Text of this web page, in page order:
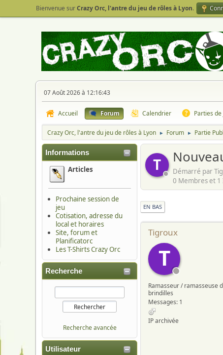
Bienvenue surCrazy Orc, l'antre du jeu de rôles à Lyon.
07 Août 2026 à 12:16:43
Accueil Forum Calendrier Parties
Crazy Orc, l'antre du jeu de rôles à Lyon ► Forum ► Partie
Informations
Articles
Prochaine session de
jeu
Cotisation, adresse du
local et horaires
Site, forum et
Planificatorc
Les T-Shirts Crazy Orc
Recherche
Recherche avancée
Utilisateur
T
Démarré par
0 Membres et
EN BAS
Tigroux
T
Ramasseur / ramasseuse
brindilles
Messages: 1
IP archivée